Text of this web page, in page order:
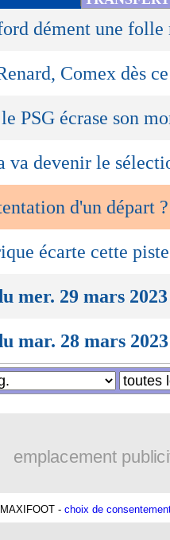
dément une folle
Comex dès
PSG écrase son
va devenir le
d'un départ ?
écarte cette piste
mer. 29 mars 2023
mar. 28 mars 2023
emplacement
- choix de